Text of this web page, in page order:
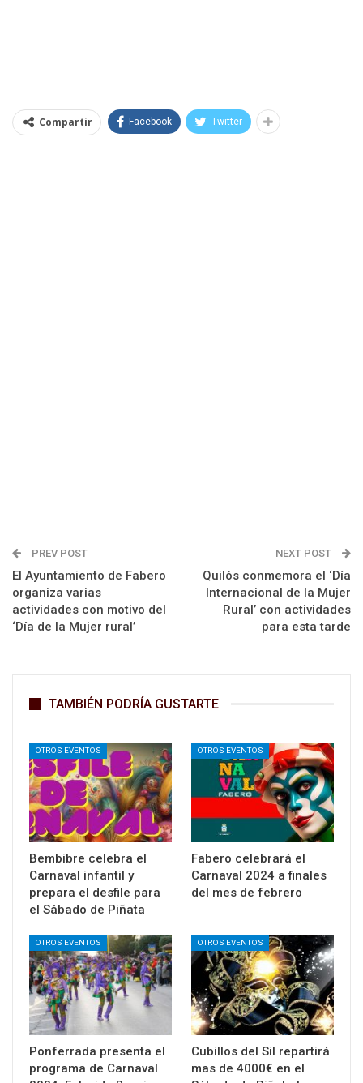
Compartir Facebook Twitter
PREV POST
El Ayuntamiento de Fabero
organiza varias
actividades con motivo del
‘Día de la Mujer rural’
NEXT POST
Quilós conmemora el ‘Día
Internacional de la Mujer
Rural’ con actividades
para esta tarde
TAMBIÉN PODRÍA GUSTARTE
OTROS EVENTOS
Bembibre celebra el
Carnaval infantil y
prepara el desfile para
el Sábado de Piñata
OTROS EVENTOS
Fabero celebrará el
Carnaval 2024 a finales
del mes de febrero
OTROS EVENTOS
Ponferrada presenta el
programa de Carnaval
OTROS EVENTOS
Cubillos del Sil repartirá
mas de 4000€ en el